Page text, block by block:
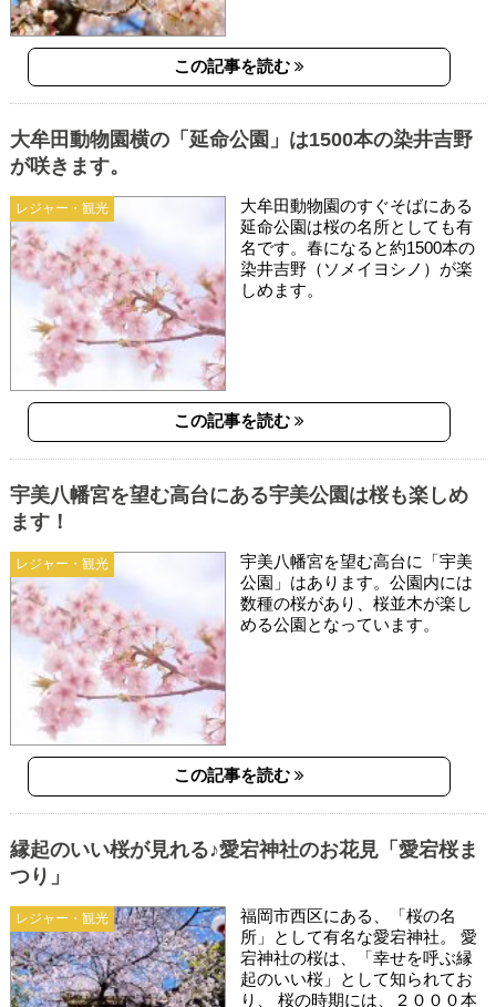
この記事を読む
レジャー・観光
大牟田動物園横の「延命公園」は1500本の染井吉野
が咲きます。
大牟田動物園のすぐそばにある
延命公園は桜の名所としても有
名です。春になると約1500本の
染井吉野（ソメイヨシノ）が楽
しめます。
この記事を読む
レジャー・観光
宇美八幡宮を望む高台にある宇美公園は桜も楽しめ
ます！
宇美八幡宮を望む高台に「宇美
公園」はあります。公園内には
数種の桜があり、桜並木が楽し
める公園となっています。
この記事を読む
レジャー・観光
縁起のいい桜が見れる♪愛宕神社のお花見「愛宕桜ま
つり」
福岡市西区にある、「桜の名
所」として有名な愛宕神社。 愛
宕神社の桜は、「幸せを呼ぶ縁
起のいい桜」として知られてお
り、 桜の時期には、２０００本